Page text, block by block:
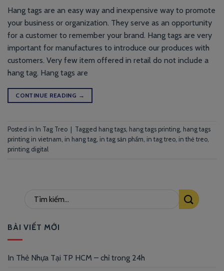
Hang tags are an easy way and inexpensive way to promote
your business or organization. They serve as an opportunity
for a customer to remember your brand. Hang tags are very
important for manufactures to introduce our produces with
customers. Very few item offered in retail do not include a
hang tag. Hang tags are
CONTINUE READING →
Posted in In Tag Treo Tagged hang tags, hang tags printing, hang tags
printing in vietnam, in hang tag, in tag sản phẩm, in tag treo, in thẻ treo,
printing digital
BÀI VIẾT MỚI
In Thẻ Nhựa Tại TP HCM – chỉ trong 24h